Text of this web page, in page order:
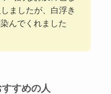
ましたが、白浮き
んでくれました
すめの人